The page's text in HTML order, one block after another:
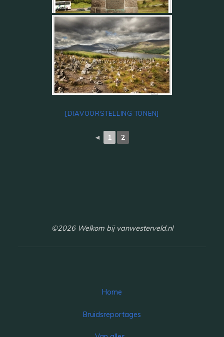
[DIAVOORSTELLING TONEN]
◄ 1 2
©2026 Welkom bij vanwesterveld.nl
Home
Bruidsreportages